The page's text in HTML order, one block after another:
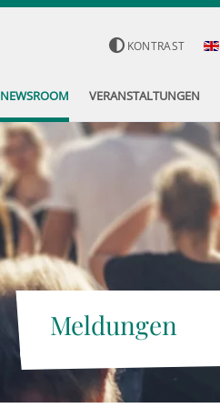
KONTRAST
NEWSROOM VERANSTALTUNGEN
Meldungen